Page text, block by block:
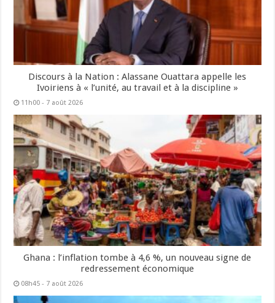
Discours à la Nation : Alassane Ouattara appelle les
Ivoiriens à « l’unité, au travail et à la discipline »
11h00 - 7 août 2026
Ghana : l’inflation tombe à 4,6 %, un nouveau signe de
redressement économique
08h45 - 7 août 2026